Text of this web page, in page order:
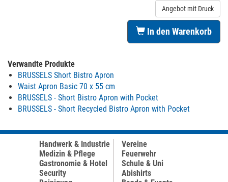
Angebot mit Druck
In den Warenkorb
Verwandte Produkte
BRUSSELS Short Bistro Apron
Waist Apron Basic 70 x 55 cm
BRUSSELS - Short Bistro Apron with Pocket
BRUSSELS - Short Recycled Bistro Apron with Pocket
Handwerk & Industrie
Medizin & Pflege
Gastronomie & Hotel
Security
Vereine
Feuerwehr
Schule & Uni
Abishirts